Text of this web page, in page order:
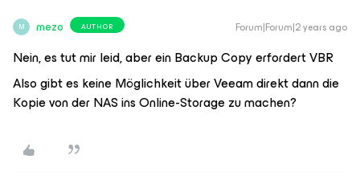
M mezo AUTHOR Forum|Forum|2 years ago
Nein, es tut mir leid, aber ein Backup Copy erfordert VBR
Also gibt es keine Möglichkeit über Veeam direkt dann die
Kopie von der NAS ins Online-Storage zu machen?